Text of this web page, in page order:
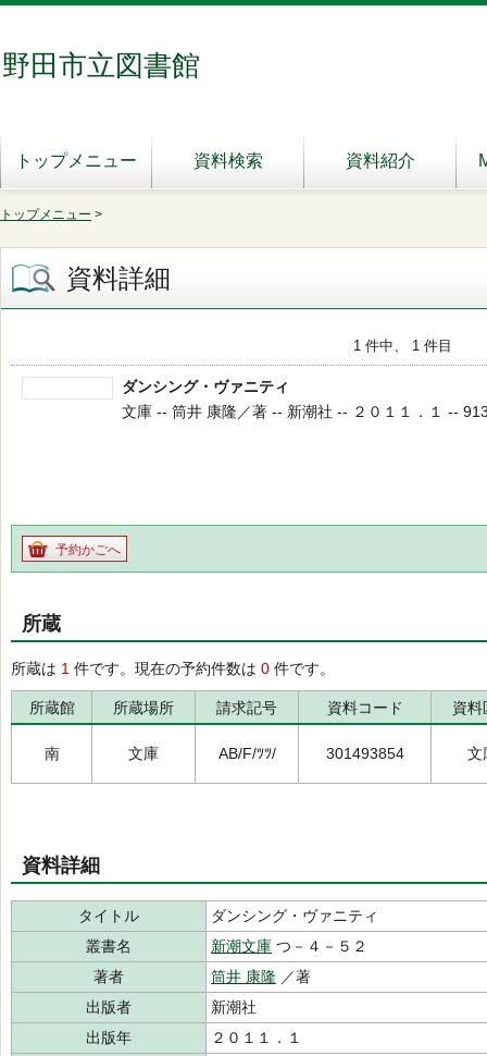
野田市立図書館
トップメニュー 資料検索 資料紹介
トップメニュー >
資料詳細
1 件中、 1 件目
ダンシング・ヴァニティ
文庫 -- 筒井 康隆／著 -- 新潮社 -- ２０１１．１ --
予約かごへ
所蔵
所蔵は 1 件です。現在の予約件数は 0 件です。
所蔵館 所蔵場所 請求記号 資料コード 資料
南 文庫 AB/F/ﾂﾂ/ 301493854 文
資料詳細
タイトル
ダンシング・ヴァニティ
叢書名
新潮文庫 つ－４－５２
著者
筒井 康隆 ／著
出版者
新潮社
出版年
２０１１．１